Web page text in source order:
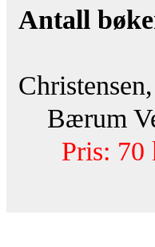
Antall
Bærum
Pris: